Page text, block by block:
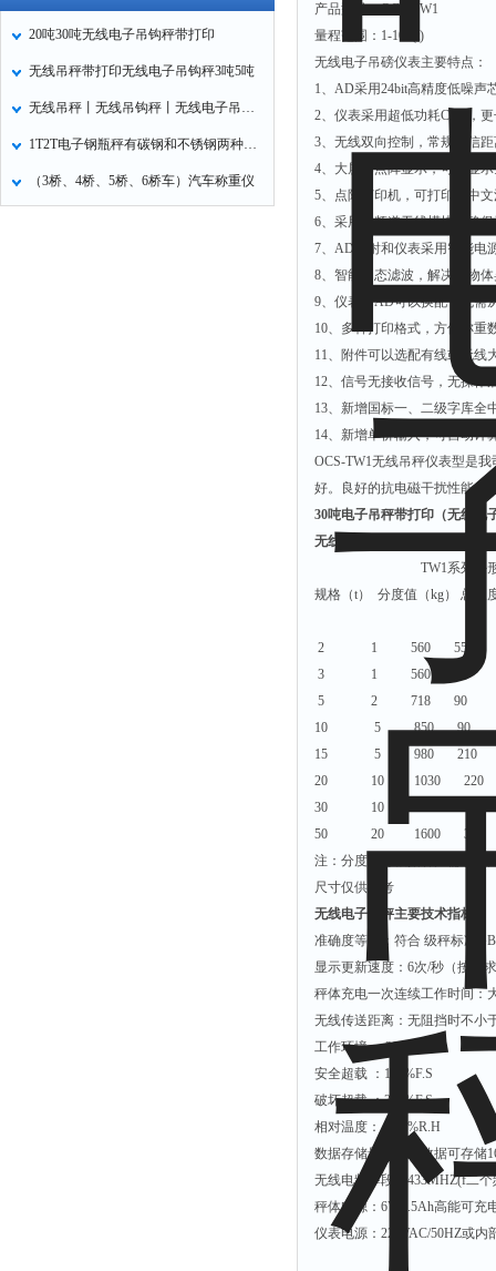
20吨30吨无线电子吊钩秤带打印
无线吊秤带打印无线电子吊钩秤3吨5吨
无线吊秤丨无线吊钩秤丨无线电子吊钩秤30吨
1T2T电子钢瓶秤有碳钢和不锈钢两种材质
（3桥、4桥、5桥、6桥车）汽车称重仪
产品型号：OCS-TW1
量程范围： 1-100(t)
无线电子吊磅仪表主要特点：
1、 AD采用24bit高精度低噪声
2、仪表采用超低功耗CPU
，
3、无线双向控制，常规通信
4、大屏幕点阵显示，可以显
5、点阵打印机，可打印全中
6、采用 64频道无线模块，确
7、 AD
发射和仪表采用智能
8、智能动态滤波，解决因物
9、仪表和AD可以换配，无需
10、多种打印格式，方便称重
11、附件可以选配有线或无线
12、信号无接收信号，无操作
13、新增国标一、二级字库全
14、新增单价输入，可自动计
OCS-TW1无线吊秤仪表型是
好。良好的抗电磁干扰性能，
30吨电子吊秤带打印（无线电
无线电子吊钩秤系列规格：
TW1系列外
规格（t） 分度值（kg） 总长
2 1 560 55
3 1 560 55
5 2 718 90
10 5 850 90
15 5 980 210
20 10 1030
30 10 1350
50 20 1600
注：分度值可根据客户需求调
尺寸仅供参考
无线电子吊秤主要技术指标
准确度等级：符合 级秤标准
显示更新速度： 6次/秒（按需
秤体充电一次连续工作时间：
无线传送距离：无阻挡时不小
工作环境：-30~60
安全超载 ： 150%F.S
破坏超载 ：300%F.S
相对温度：＜
95%R.H
数据存储量：称重数据可存储
无线电频率段： 433MHZ(f二个
秤体电源： 6V/4.5Ah高能可充
仪表电源： 220VAC/50HZ或内